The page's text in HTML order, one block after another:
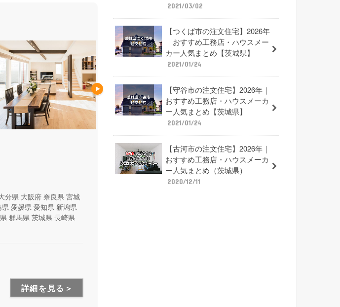
分県 大阪府 奈良県 宮城
県 愛媛県 愛知県 新潟県
群馬県 茨城県 長崎県
詳細を見る＞
2021/03/02
【つくば市の注文住宅】2026年
｜おすすめ工務店・ハウスメー
カー人気まとめ【茨城県】
2021/01/24
【守谷市の注文住宅】2026年｜
おすすめ工務店・ハウスメーカ
ー人気まとめ【茨城県】
2021/01/24
【古河市の注文住宅】2026年｜
おすすめ工務店・ハウスメーカ
ー人気まとめ（茨城県）
2020/12/11